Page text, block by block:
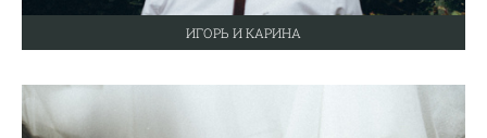
ИГОРЬ И КАРИНА